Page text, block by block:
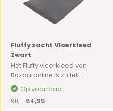
Fluffy zacht Vloerkleed
Zwart
Het Fluffy vloerkleed van
Bazaaronline is zo lek...
Op voorraad
90,- 64,95